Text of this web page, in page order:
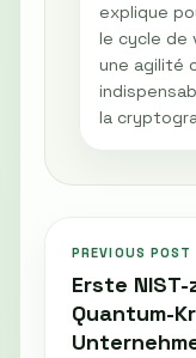
explique
le cycle de
une agilité
la
PREVIOUS POST
Erste
Quantum-